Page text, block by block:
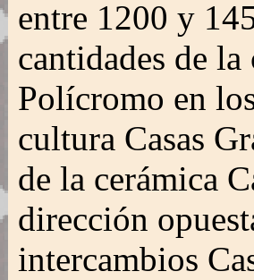
entre 1200 y
cantidades de
Polícromo en
cultura Casas
de la cerámica
dirección
intercambios